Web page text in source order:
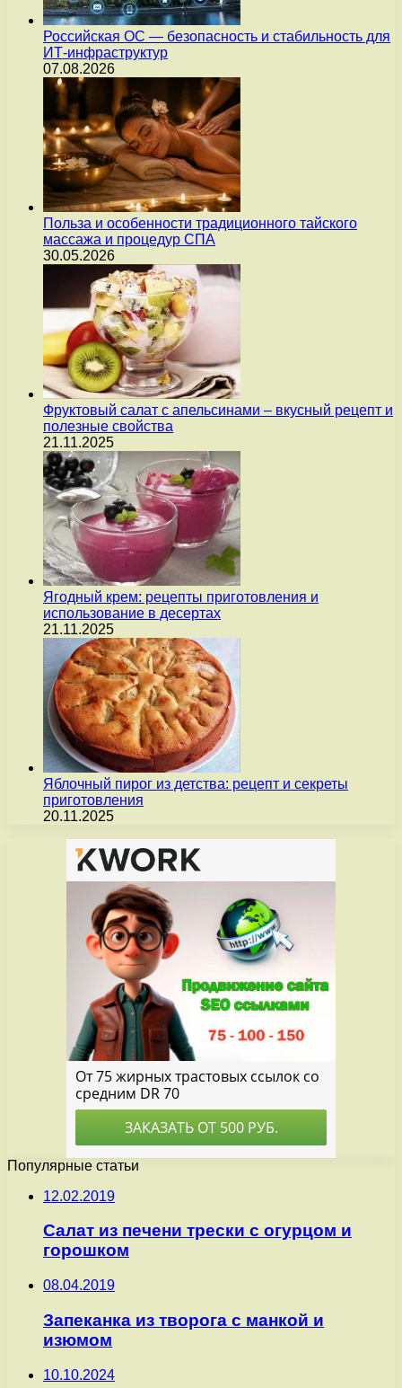
Российская ОС — безопасность и стабильность для
ИТ-инфраструктур
07.08.2026
Польза и особенности традиционного тайского
массажа и процедур СПА
30.05.2026
Фруктовый салат с апельсинами – вкусный рецепт и
полезные свойства
21.11.2025
Ягодный крем: рецепты приготовления и
использование в десертах
21.11.2025
Яблочный пирог из детства: рецепт и секреты
приготовления
20.11.2025
Популярные статьи
12.02.2019
Салат из печени трески с огурцом и
горошком
08.04.2019
Запеканка из творога с манкой и
изюмом
10.10.2024